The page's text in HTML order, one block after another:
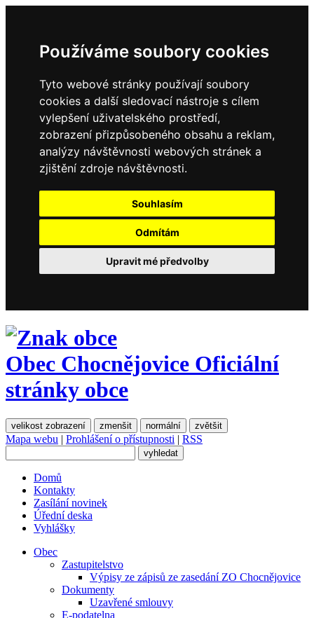
Používáme soubory cookies
Tyto webové stránky používají soubory
cookies a další sledovací nástroje s cílem
vylepšení uživatelského prostředí,
zobrazení přizpůsobeného obsahu a reklam,
analýzy návštěvnosti webových stránek a
zjištění zdroje návštěvnosti.
Souhlasím
Odmítám
Upravit mé předvolby
Obec Chocnějovice Oficiální
stránky obce
velikost zobrazení zmenšit normální zvětšit
Mapa webu | Prohlášení o přístupnosti | RSS
Domů
Kontakty
Zasílání novinek
Úřední deska
Vyhlášky
Obec
Zastupitelstvo
Výpisy ze zápisů ze zasedání ZO Chocnějovice
Dokumenty
Uzavřené smlouvy
E-podatelna